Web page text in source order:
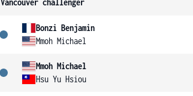
Vancouver challenger
Bonzi Benjamin
Mmoh Michael
Mmoh Michael
Hsu Yu Hsiou